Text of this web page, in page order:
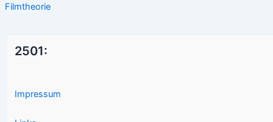
Filmtheorie
2501:
Impressum